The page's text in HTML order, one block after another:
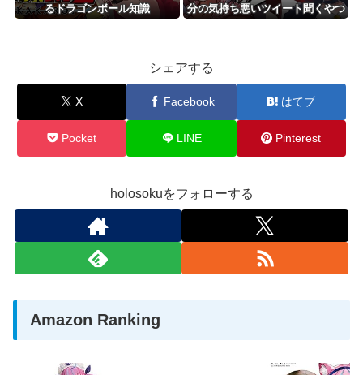
るドラゴンボール知識
分の気持ち悪いツイート聞くやつ
シェアする
X Facebook はてブ
Pocket LINE Pinterest
holosokuをフォローする
Amazon Ranking